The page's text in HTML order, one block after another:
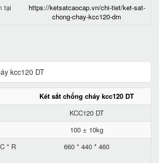
tại
https://ketsatcaocap.vn/chi-tiet/ket-sat-
chong-chay-kcc120-dm
Két sắt chống cháy kcc120 DT
KCC120 DT
100 ± 10kg
* R
660 * 440 * 460